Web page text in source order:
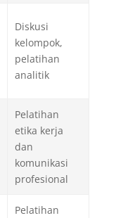
Diskusi
kelompok,
pelatihan
analitik
Pelatihan
etika kerja
dan
komunikasi
profesional
Pelatihan